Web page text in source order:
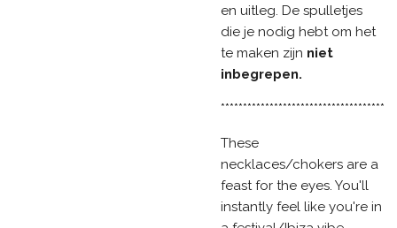
en uitleg. De spulletjes
die je nodig hebt om het
te maken zijn niet
inbegrepen.
*************************************
These
necklaces/chokers are a
feast for the eyes. You'll
instantly feel like you're in